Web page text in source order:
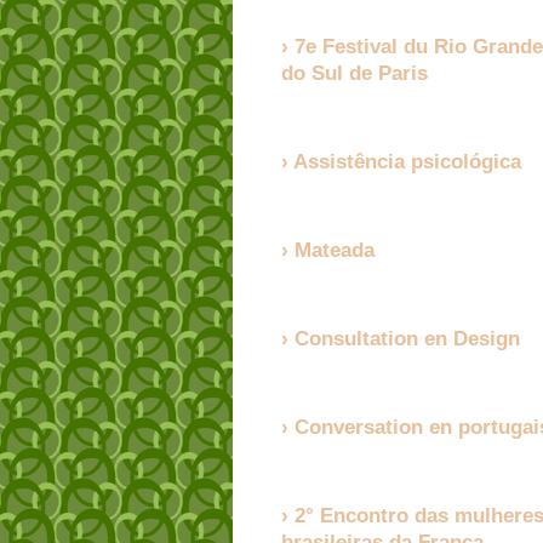
7e Festival du Rio Grande
do Sul de Paris
Assistência psicológica
Mateada
Consultation en Design
Conversation en
2° Encontro das mulheres